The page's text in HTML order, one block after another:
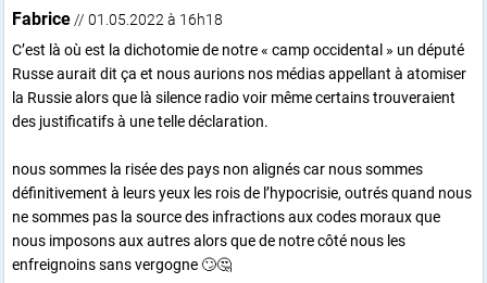
Fabrice // 01.05.2022 à 16h18
C’est là où est la dichotomie de notre « camp occidental » un député
Russe aurait dit ça et nous aurions nos médias appellant à atomiser
la Russie alors que là silence radio voir même certains trouveraient
des justificatifs à une telle déclaration.
nous sommes la risée des pays non alignés car nous sommes
définitivement à leurs yeux les rois de l’hypocrisie, outrés quand nous
ne sommes pas la source des infractions aux codes moraux que
nous imposons aux autres alors que de notre côté nous les
enfreignoins sans vergogne 🙄🤔